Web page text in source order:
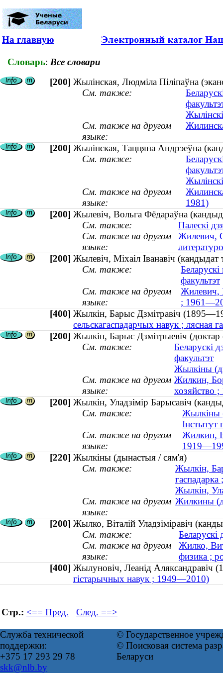
На главную
Словарь: Все словари
[200] Жылінская, Людміла Піліпаўна
См. также:
См. также на другом
языке:
[200] Жылінская, Таццяна Андрэеўна
См. также:
См. также на другом
языке:
1981)
[200] Жылевіч, Вольга Фёдараўна
См. также:
Палескі
См. также на другом
языке:
Жилевич,
[200] Жылевіч, Міхаіл Іванавіч
См. также:
факультэт
См. также на другом
языке:
Жилевич,
;
[400] Жылкін, Барыс Дзмітравіч
сельскагаспадарчых навук ; лясная
[200] Жылкін, Барыс Дзмітрыевіч (доктар
См. также:
Беларускі
факультэт
Жылкіны
См. также на другом
языке:
Жилкин,
хозяйство
[200] Жылкін, Уладзімір Барысавіч
См. также:
Жылкіны
Інстытут
См. также на другом
языке:
Жилкин,
[220] Жылкіны (дынастыя / сям'я)
См. также:
Жылкін,
Жылкін,
См. также на другом
языке:
Жилкины
[200] Жылко, Вiталiй Уладзiмiравiч
См. также:
Беларускі
См. также на другом
языке:
Жилко,
физика ;
[400] Жылуновіч, Леанід
гістарычных навук ; 1949—2010)
Стр.: <== Пред. След. ==>
Служба технической
поддержки:
+375 17 293 29 78
skk@nlb.by
© Государственное
© Поисковая система
Беларуси